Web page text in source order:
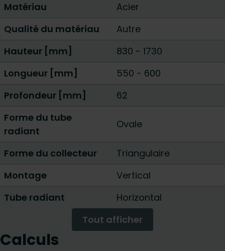
Matériau
Acier
Qualité du matériau
Autre
Hauteur [mm]
830 - 1730
Longueur [mm]
550 - 600
Profondeur [mm]
62
Forme du tube
radiant
Ovale
Forme du collecteur
Triangulaire
Montage
Vertical
Tube radiant
Horizontal
Tout afficher
Calculs